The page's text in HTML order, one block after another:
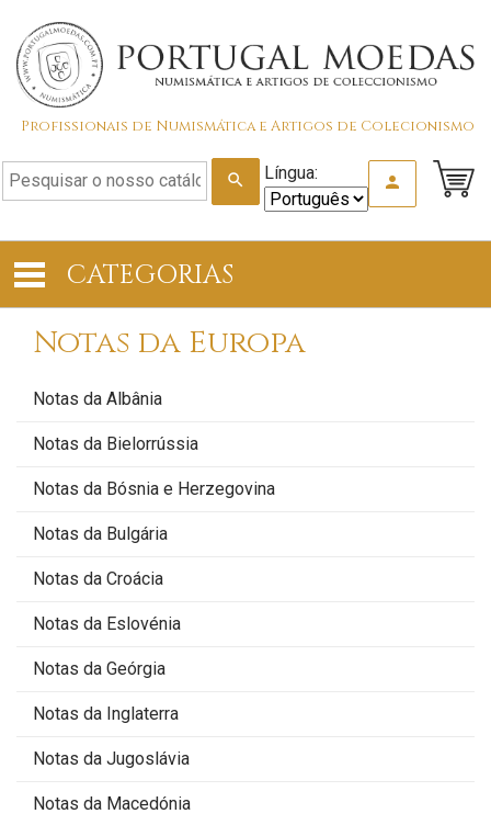
Profissionais de Numismática e Artigos de Colecionismo
search Língua: person
CATEGORIAS
Notas da Europa
Notas da Albânia
Notas da Bielorrússia
Notas da Bósnia e Herzegovina
Notas da Bulgária
Notas da Croácia
Notas da Eslovénia
Notas da Geórgia
Notas da Inglaterra
Notas da Jugoslávia
Notas da Macedónia